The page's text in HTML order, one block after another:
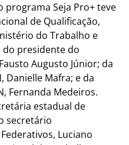
programa Seja Pro+ teve
de Qualificação,
do Trabalho e
do presidente do
Augusto Júnior; da
Danielle Mafra; e da
Fernanda Medeiros.
estadual de
secretário
Luciano